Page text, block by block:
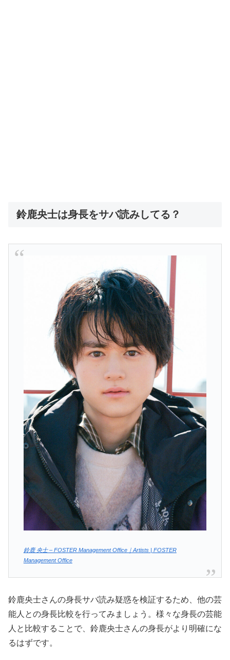
鈴鹿央士は身長をサバ読みしてる？
鈴鹿 央士 – FOSTER Management Office｜Artists | FOSTER
Management Office
鈴鹿央士さんの身長サバ読み疑惑を検証するため、他の芸
能人との身長比較を行ってみましょう。様々な身長の芸能
人と比較することで、鈴鹿央士さんの身長がより明確にな
るはずです。